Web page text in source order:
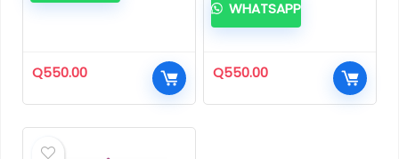
Q550.00 Q550.00
WHATSAPP